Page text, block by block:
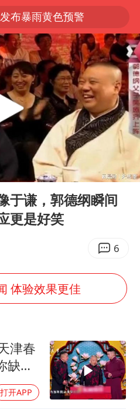
布暴雨黄色预警
出现龙卷潜势
上半年我国经营主体结构持续优化
《披荆斩棘》
上海：5号线16号线浦江线全线停运
白海豚预计将在浙江苍南到三门一带登陆
今日15时起福州地铁高架区段停运
国足U17与阿森纳决赛取消 并列冠军
王艺迪2-4不敌张本美和止步4强
年小学教师减少13.19万
部迎大暴雨
蒯曼挺进WTT横滨冠军赛女单四强
兵把枪口对准中国记者
笔试第一被劝弃考涉事副校长被撤职
于谦，郭德纲瞬间
更是好笑
6
体验效果更佳
津春
缺氧
打开APP